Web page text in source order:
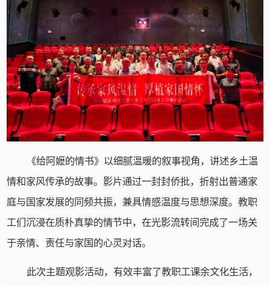
《给阿嬷的情书》以细腻温暖的叙事视角，讲述乡土温
情和家风传承的故事。影片通过一封封侨批，折射出普通家
庭与国家发展的同频共振，兼具情感温度与思想深度。教职
工们沉浸在质朴真挚的情节中，在光影流转间完成了一场关
于亲情、责任与家国的心灵对话。
此次主题观影活动，有效丰富了教职工课余文化生活，